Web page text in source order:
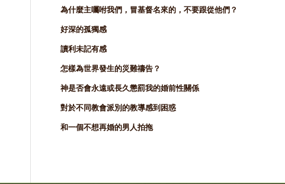
為什麼主囑咐我們，冒基督名來的，不要跟從他們？
好深的孤獨感
讀利未記有感
怎樣為世界發生的災難禱告？
神是否會永遠或長久懲罰我的婚前性關係
對於不同教會派別的教導感到困惑
和一個不想再婚的男人拍拖